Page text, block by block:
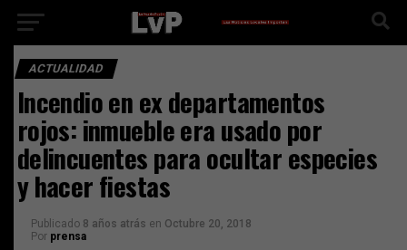
ACTUALIDAD
Incendio en ex departamentos
rojos: inmueble era usado por
delincuentes para ocultar especies
y hacer fiestas
Publicado 8 años atrás en Octubre 20, 2018
Por prensa